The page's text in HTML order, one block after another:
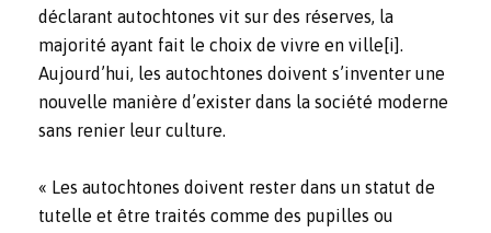
déclarant autochtones vit sur des réserves, la
majorité ayant fait le choix de vivre en ville [i].
Aujourd’hui, les autochtones doivent s’inventer une
nouvelle manière d’exister dans la société moderne
sans renier leur culture.
« Les autochtones doivent rester dans un statut de
tutelle et être traités comme des pupilles ou